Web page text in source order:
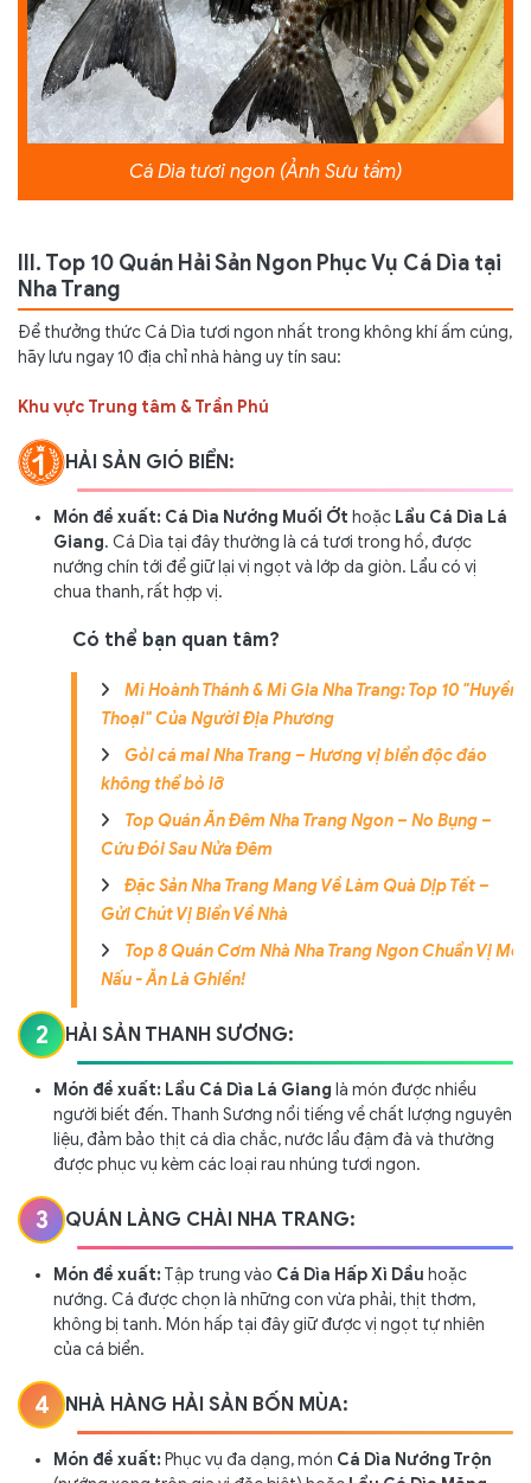
Cá Dìa tươi ngon (Ảnh Sưu tầm)
III. Top 10 Quán Hải Sản Ngon Phục Vụ Cá Dìa tại
Nha Trang
Để thưởng thức Cá Dìa tươi ngon nhất trong không khí ấm cúng,
hãy lưu ngay 10 địa chỉ nhà hàng uy tín sau:
Khu vực Trung tâm & Trần Phú
HẢI SẢN GIÓ BIỂN:
Món đề xuất: Cá Dìa Nướng Muối Ớt hoặc Lẩu Cá Dìa Lá
Giang. Cá Dìa tại đây thường là cá tươi trong hồ, được
nướng chín tới để giữ lại vị ngọt và lớp da giòn. Lẩu có vị
chua thanh, rất hợp vị.
Có thể bạn quan tâm?
Mì Hoành Thánh & Mì Gia Nha Trang: Top 10 "Huyền
Thoại" Của Người Địa Phương
Gỏi cá mai Nha Trang – Hương vị biển độc đáo
không thể bỏ lỡ
Top Quán Ăn Đêm Nha Trang Ngon – No Bụng –
Cứu Đói Sau Nửa Đêm
Đặc Sản Nha Trang Mang Về Làm Quà Dịp Tết –
Gửi Chút Vị Biển Về Nhà
Top 8 Quán Cơm Nhà Nha Trang Ngon Chuẩn Vị Mẹ
Nấu - Ăn Là Ghiền!
2 HẢI SẢN THANH SƯƠNG:
Món đề xuất: Lẩu Cá Dìa Lá Giang là món được nhiều
người biết đến. Thanh Sương nổi tiếng về chất lượng nguyên
liệu, đảm bảo thịt cá dìa chắc, nước lẩu đậm đà và thường
được phục vụ kèm các loại rau nhúng tươi ngon.
3 QUÁN LÀNG CHÀI NHA TRANG:
Món đề xuất: Tập trung vào Cá Dìa Hấp Xì Dầu hoặc
nướng. Cá được chọn là những con vừa phải, thịt thơm,
không bị tanh. Món hấp tại đây giữ được vị ngọt tự nhiên
của cá biển.
4 NHÀ HÀNG HẢI SẢN BỐN MÙA:
Món đề xuất: Phục vụ đa dạng, món Cá Dìa Nướng Trộn